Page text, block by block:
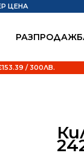
ЦЕНА
/ 300ЛВ.